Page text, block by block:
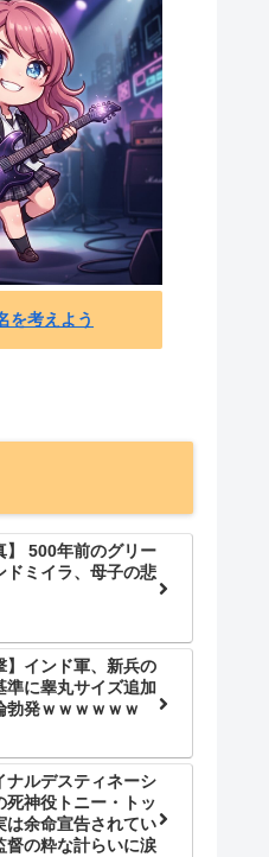
を考えよう
】 500年前のグリー
ドミイラ、母子の悲
】インド軍、新兵の
準に睾丸サイズ追加
勃発ｗｗｗｗｗｗ
ナルデスティネーシ
死神役トニー・トッ
は余命宣告されてい
の粋な計らいに涙